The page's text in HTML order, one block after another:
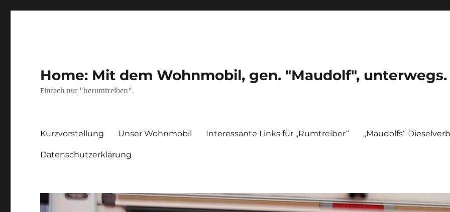
Home: Mit dem Wohnmobil, gen. "Maudolf", unterwegs.
Einfach nur "herumtreiben".
Kurzvorstellung Unser Wohnmobil Interessante Links für „Rumtreiber“ „Maudolfs“
Datenschutzerklärung